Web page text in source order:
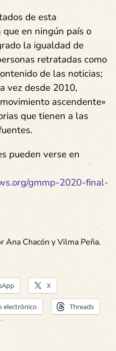
de esta
en ningún país o
la igualdad de
retratadas como
de las noticias;
vez desde 2010,
ascendente»
que tienen a las
pueden verse en
gmmp-2020-final-
Ana Chacón y Vilma Peña.
X
electrónico Threads